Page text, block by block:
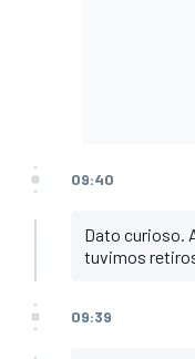
09:40
Dato curioso.
tuvimos retiros
09:39